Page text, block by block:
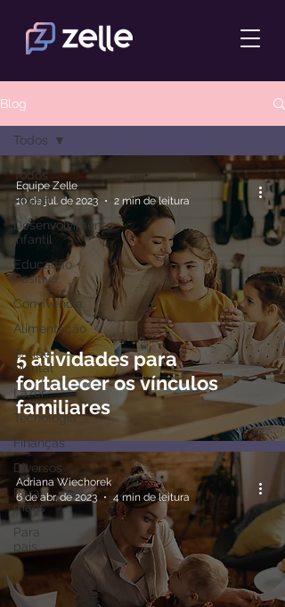
Blog
Todos
Rotina
Desenvolvimento
Infantil
Educação
Positiva
Convivência
Alimentação
Saúde
Mental
Lazer
Tecnologia
Finanças
Diversos
Para
mães
Para
pais
Todos
5 atividades para
fortalecer os vínculos
familiares
Equipe Zelle
10 de jul. de 2023
2 min de leitura
Adriana Wiechorek
6 de abr. de 2023
4 min de leitura